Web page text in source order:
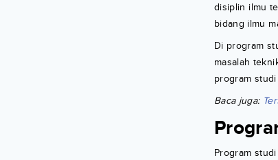
disiplin ilmu
bidang ilmu
Di program
masalah
program
Baca juga:
Program